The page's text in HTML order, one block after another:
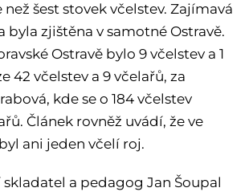
šest stovek včelstev. Zajímavá
byla zjištěna v samotné Ostravě.
Ostravě bylo 9 včelstev a 1
42 včelstev a 9 včelařů, za
kde se o 184 včelstev
Článek rovněž uvádí, že ve
ani jeden včelí roj.
a pedagog Jan Šoupal